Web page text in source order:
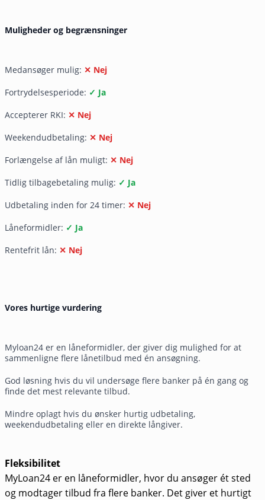
Muligheder og begrænsninger
Medansøger mulig: ✕ Nej
Fortrydelsesperiode: ✓ Ja
Accepterer RKI: ✕ Nej
Weekendudbetaling: ✕ Nej
Forlængelse af lån muligt: ✕ Nej
Tidlig tilbagebetaling mulig: ✓ Ja
Udbetaling inden for 24 timer: ✕ Nej
Låneformidler: ✓ Ja
Rentefrit lån: ✕ Nej
Vores hurtige vurdering
Myloan24 er en låneformidler, der giver dig mulighed for at
sammenligne flere lånetilbud med én ansøgning.
God løsning hvis du vil undersøge flere banker på én gang og
finde det mest relevante tilbud.
Mindre oplagt hvis du ønsker hurtig udbetaling,
weekendudbetaling eller en direkte långiver.
Fleksibilitet
MyLoan24 er en låneformidler, hvor du ansøger ét sted
og modtager tilbud fra flere banker. Det giver et hurtigt